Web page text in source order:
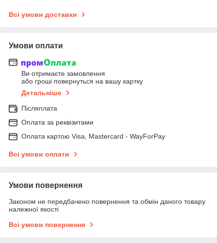
Всі умови доставки
Умови оплати
Ви отримаєте замовлення
або гроші повернуться на вашу картку
Детальніше
Післяплата
Оплата за реквізитами
Оплата картою Visa, Mastercard - WayForPay
Всі умови оплати
Умови повернення
Законом не передбачено повернення та обмін даного товару
належної якості
Всі умови повернення